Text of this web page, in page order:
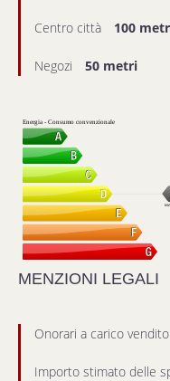
Centro città 100
Negozi 50 metri
Energia - Consumo convenzionale
MENZIONI LEGALI
Onorari a carico
Importo stimato delle